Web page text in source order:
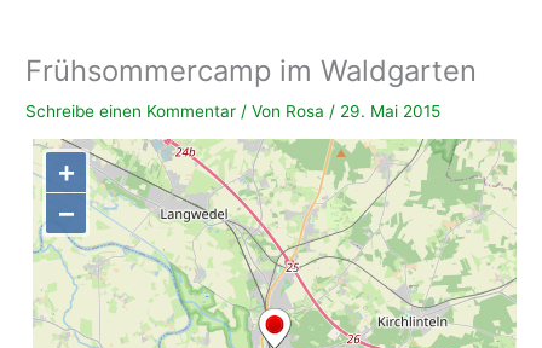
Frühsommercamp im Waldgarten
Schreibe einen Kommentar / Von Rosa / 29. Mai 2015